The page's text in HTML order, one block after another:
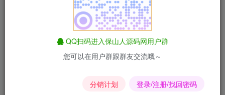
1.KMS 激活 Windows 和 Office。
2.Win10 数字许可证及 KMS38 激活。
3.Win Vista/7/Server OEM 激活。
QQ扫码进入保山人源码网用户群
您可以在用户群跟群友交流哦～
分销计划 登录/注册/找回密码